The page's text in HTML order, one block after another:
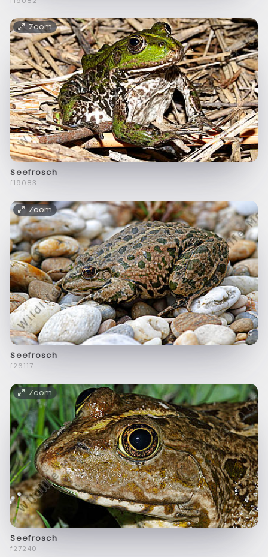
Zoom
Seefrosch
f19083
Zoom
Seefrosch
f26117
Zoom
Seefrosch
f27240